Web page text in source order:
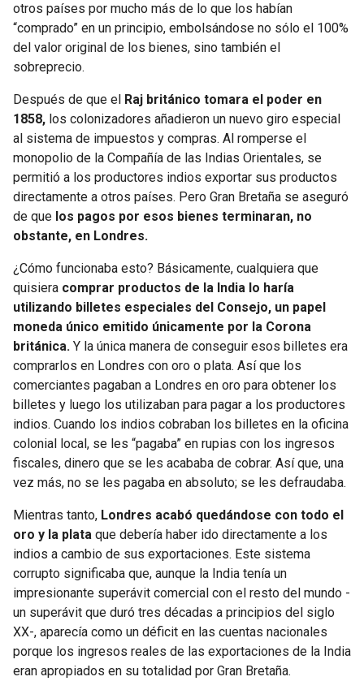
otros países por mucho más de lo que los habían
“comprado” en un principio, embolsándose no sólo el 100%
del valor original de los bienes, sino también el
sobreprecio.
Después de que el Raj británico tomara el poder en
1858, los colonizadores añadieron un nuevo giro especial
al sistema de impuestos y compras. Al romperse el
monopolio de la Compañía de las Indias Orientales, se
permitió a los productores indios exportar sus productos
directamente a otros países. Pero Gran Bretaña se aseguró
de que los pagos por esos bienes terminaran, no
obstante, en Londres.
¿Cómo funcionaba esto? Básicamente, cualquiera que
quisiera comprar productos de la India lo haría
utilizando billetes especiales del Consejo, un papel
moneda único emitido únicamente por la Corona
británica. Y la única manera de conseguir esos billetes era
comprarlos en Londres con oro o plata. Así que los
comerciantes pagaban a Londres en oro para obtener los
billetes y luego los utilizaban para pagar a los productores
indios. Cuando los indios cobraban los billetes en la oficina
colonial local, se les “pagaba” en rupias con los ingresos
fiscales, dinero que se les acababa de cobrar. Así que, una
vez más, no se les pagaba en absoluto; se les defraudaba.
Mientras tanto, Londres acabó quedándose con todo el
oro y la plata que debería haber ido directamente a los
indios a cambio de sus exportaciones. Este sistema
corrupto significaba que, aunque la India tenía un
impresionante superávit comercial con el resto del mundo -
un superávit que duró tres décadas a principios del siglo
XX-, aparecía como un déficit en las cuentas nacionales
porque los ingresos reales de las exportaciones de la India
eran apropiados en su totalidad por Gran Bretaña.